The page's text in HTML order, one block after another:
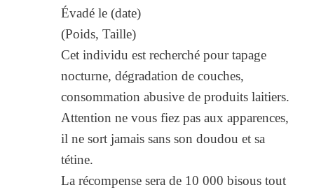
Évadé le (date)
(Poids, Taille)
Cet individu est recherché pour tapage
nocturne, dégradation de couches,
consommation abusive de produits laitiers.
Attention ne vous fiez pas aux apparences,
il ne sort jamais sans son doudou et sa
tétine.
La récompense sera de 10 000 bisous tout